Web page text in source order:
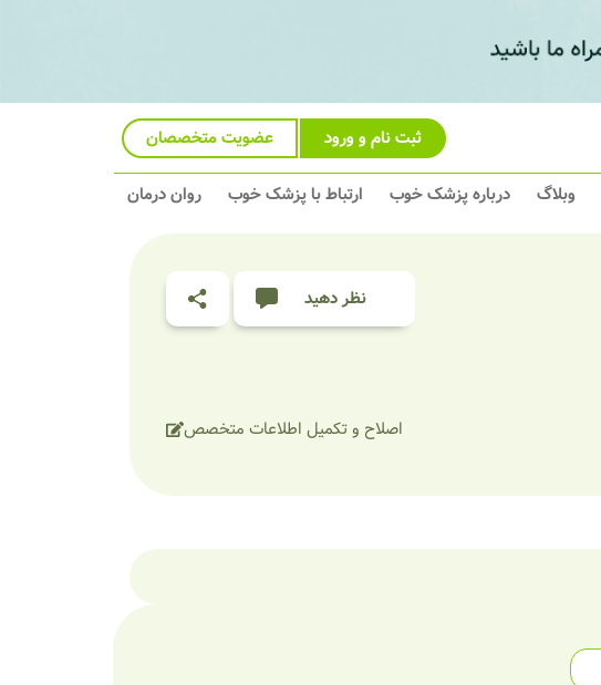
ثبت نام و ورود عضویت متخصصان
وبلاگ درباره پزشک خوب ارتباط با پزشک خوب روان درمان
نظر دهید
اصلاح و تکمیل اطلاعات متخصص